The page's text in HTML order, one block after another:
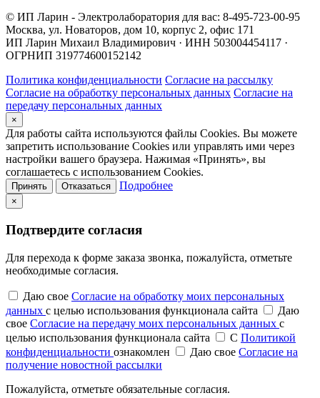
© ИП Ларин - Электролаборатория для вас: 8-495-723-00-95
Москва, ул. Новаторов, дом 10, корпус 2, офис 171
ИП Ларин Михаил Владимирович · ИНН 503004454117 ·
ОГРНИП 319774600152142
Политика конфиденциальности Согласие на рассылку
Согласие на обработку персональных данных Согласие на
передачу персональных данных
×
Для работы сайта используются файлы Cookies. Вы можете
запретить использование Cookies или управлять ими через
настройки вашего браузера. Нажимая «Принять», вы
соглашаетесь с использованием Cookies.
Принять Отказаться Подробнее
×
Подтвердите согласия
Для перехода к форме заказа звонка, пожалуйста, отметьте
необходимые согласия.
Даю свое Согласие на обработку моих персональных
данных с целью использования функционала сайта
Даю
свое Согласие на передачу моих персональных данных с
целью использования функционала сайта
С Политикой
конфиденциальности ознакомлен Даю свое Согласие на
получение новостной рассылки
Пожалуйста, отметьте обязательные согласия.